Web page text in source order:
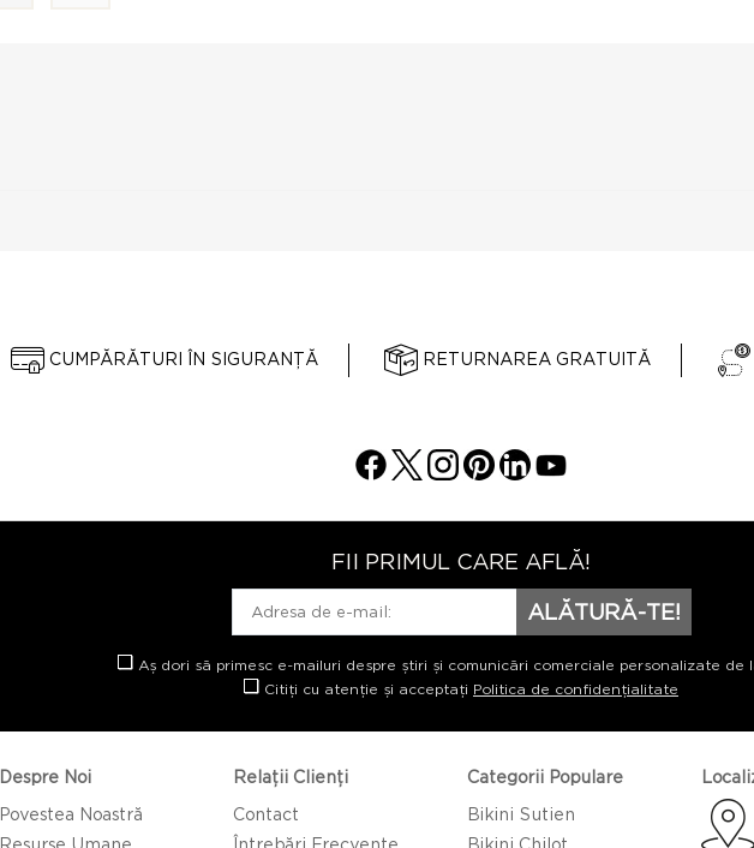
CUMPĂRĂTURI ÎN SIGURANȚĂ RETURNAREA GRATUITĂ
FII PRIMUL CARE AFLĂ!
ALĂTURĂ-TE!
Aș dori să primesc e-mailuri despre știri și comunicări comerciale personalizate de
Citiți cu atenție și acceptați Politica de confidențialitate
Despre Noi
Povestea Noastră
Resurse Umane
Relații Clienți
Contact
Întrebări Frecvente
Categorii Populare
Bikini Sutien
Bikini Chilot